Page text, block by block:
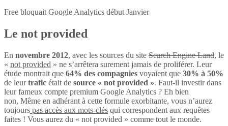
Free bloquait Google Analytics début Janvier
Le not provided
En novembre 2012, avec les sources du site Search Engine Land, le
« not provided » ne s’arrêtera surement jamais de proliférer. Leur
étude montrait que 64% des compagnies voyaient que 30% à 50%
de leurtrafic était de source « not provided ». Faut-il investir dans
leur fameux compte premium Google Analytics ? Eh bien
non, Même en adhérant à cette formule exorbitante, vous n’aurez
toujours pas accès aux mots-clés qui correspondent aux requêtes
faites ! Vous aurez du « not provided » comme tout le monde.